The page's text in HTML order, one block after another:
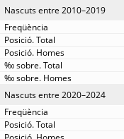
Nascuts entre 2010–2019
Nascuts entre 2020–2024